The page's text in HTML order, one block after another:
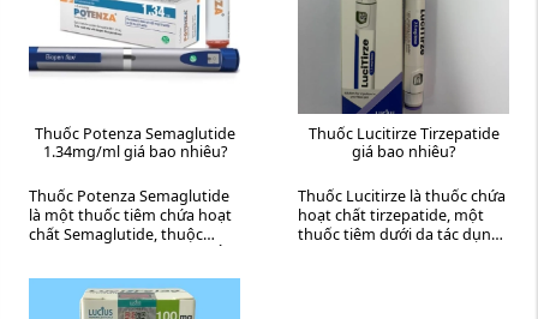
Thuốc Potenza Semaglutide
1.34mg/ml giá bao nhiêu?
Thuốc Potenza Semaglutide
là một thuốc tiêm chứa hoạt
chất Semaglutide, thuộc
agonist). Thuốc được sử ...
Thuốc Lucitirze Tirzepatide
giá bao nhiêu?
Thuốc Lucitirze là thuốc chứa
hoạt chất tirzepatide, một
thuốc tiêm dưới da tác dụng